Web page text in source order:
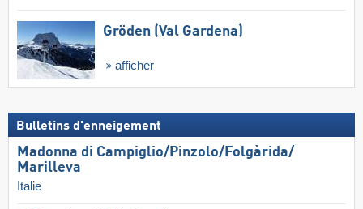
Gröden (Val Gardena)
afficher
Bulletins d'enneigement
Madonna di Campiglio/​Pinzolo/​Folgàrida/​
Marilleva
Italie